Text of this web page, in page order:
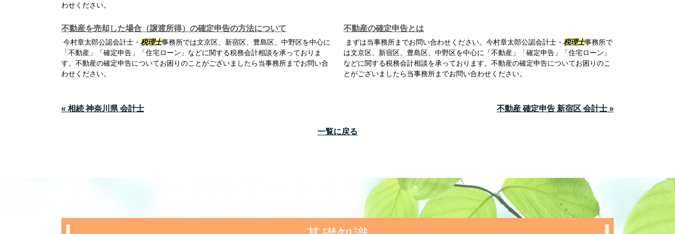
わせください。
不動産を売却した場合（譲渡所得）の確定申告の方法について
今村章太郎公認会計士・ 税理士事務所では文京区、新宿区、豊島区、中野区を中心に
「不動産」「確定申告」「住宅ローン」などに関する税務会計相談を承っておりま
す。不動産の確定申告についてお困りのことがございましたら当事務所までお問い合
わせください。
不動産の確定申告とは
まずは当事務所までお問い合わせください。今村章太郎公認会計士・ 税理士事務所で
は文京区、新宿区、豊島区、中野区を中心に「不動産」「確定申告」「住宅ローン」
などに関する税務会計相談を承っております。不動産の確定申告についてお困りのこ
とがございましたら当事務所までお問い合わせください。
« 相続 神奈川県 会計士 不動産 確定申告 新宿区 会計士 »
一覧に戻る